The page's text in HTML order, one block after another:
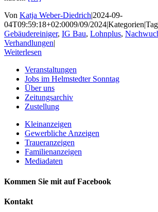
Von Katja Weber-Diedrich|2024-09-
04T09:59:18+02:0009/09/2024|Kategorien|
Gebäudereiniger, IG Bau, Lohnplus,
Verhandlungen|
Weiterlesen
Veranstaltungen
Jobs im Helmstedter Sonntag
Über uns
Zeitungsarchiv
Zustellung
Kleinanzeigen
Gewerbliche Anzeigen
Traueranzeigen
Familienanzeigen
Mediadaten
Kommen Sie mit auf Facebook
Kontakt